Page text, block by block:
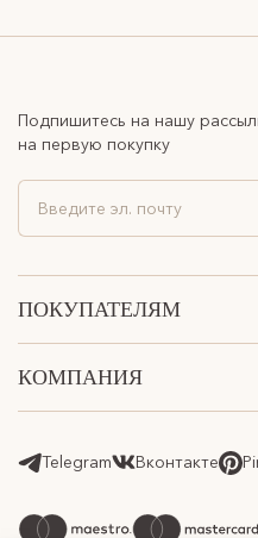
ПОКУПАТЕЛЯМ
Акции
Подарочные сертификаты
Оплата
КОМПАНИЯ
О Нас
Магазины
Подпишитесь на нашу
на первую покупку
Telegram Вконтакте